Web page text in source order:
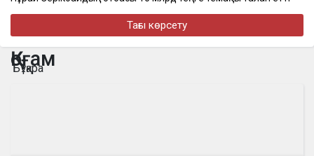
бүгін, 17:28
Тағы көрсету
Қоғам
Бұқара